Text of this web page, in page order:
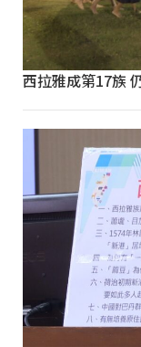
西拉雅成第17族